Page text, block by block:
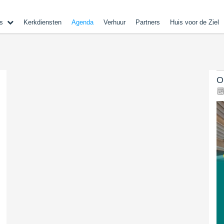
Kerkdiensten Agenda Verhuur Partners Huis voor de Ziel